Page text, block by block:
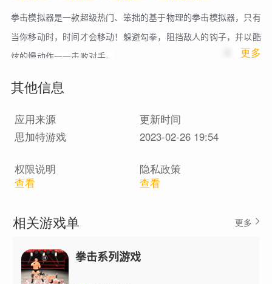
拳击模拟器是一款超级热门、笨拙的基于物理的拳击模拟器，只有
当你移动时，时间才会移动！躲避勾拳，阻挡敌人的钩子，并以酷
炫的慢动作一一击败对手。
更多
其他信息
应用来源
更新时间
思加特游戏
2023-02-26 19:54
权限说明
查看
隐私政策
查看
相关游戏单 更多
拳击系列游戏